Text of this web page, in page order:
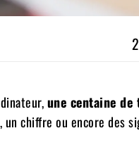
une centaine de
chiffre ou encore des